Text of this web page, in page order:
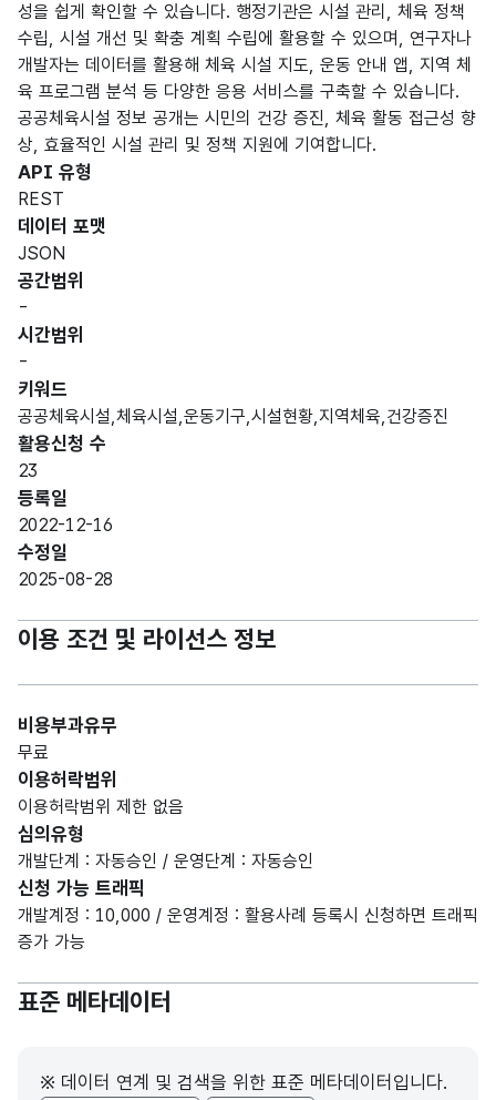
성을 쉽게 확인할 수 있습니다. 행정기관은 시설 관리, 체육 정책
수립, 시설 개선 및 확충 계획 수립에 활용할 수 있으며, 연구자나
개발자는 데이터를 활용해 체육 시설 지도, 운동 안내 앱, 지역 체
육 프로그램 분석 등 다양한 응용 서비스를 구축할 수 있습니다.
공공체육시설 정보 공개는 시민의 건강 증진, 체육 활동 접근성 향
상, 효율적인 시설 관리 및 정책 지원에 기여합니다.
API 유형
REST
데이터 포맷
JSON
공간범위
-
시간범위
-
키워드
공공체육시설,체육시설,운동기구,시설현황,지역체육,건강증진
활용신청 수
23
등록일
2022-12-16
수정일
2025-08-28
이용 조건 및 라이선스 정보
비용부과유무
무료
이용허락범위
이용허락범위 제한 없음
심의유형
개발단계 : 자동승인 / 운영단계 : 자동승인
신청 가능 트래픽
개발계정 : 10,000 / 운영계정 : 활용사례 등록시 신청하면 트래픽
증가 가능
표준 메타데이터
※ 데이터 연계 및 검색을 위한 표준 메타데이터입니다.